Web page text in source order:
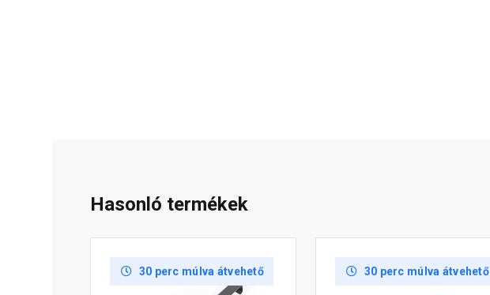
Hasonló termékek
30 perc múlva átvehető 30 perc múlva átvehető